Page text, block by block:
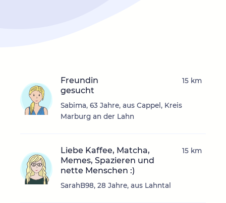
Freundin
gesucht
Sabima, 63 Jahre, aus Cappel, Kreis
Marburg an der Lahn
15 km
Liebe Kaffee, Matcha,
Memes, Spazieren und
nette Menschen :)
SarahB98, 28 Jahre, aus Lahntal
15 km